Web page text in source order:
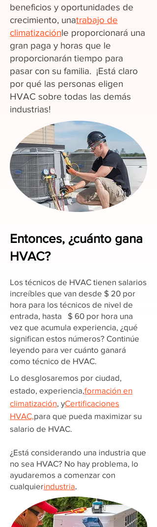
beneficios y oportunidades de
crecimiento, unatrabajo de
climatizaciónle proporcionará una
gran paga y horas que le
proporcionarán tiempo para
pasar con su familia. ¡Está claro
por qué las personas eligen
HVAC sobre todas las demás
industrias!
Entonces, ¿cuánto gana
HVAC?
Los técnicos de HVAC tienen salarios
increíbles que van desde $ 20 por
hora para los técnicos de nivel de
entrada, hasta $ 60 por hora una
vez que acumula experiencia, ¿qué
significan estos números? Continúe
leyendo para ver cuánto ganará
como técnico de HVAC.
Lo desglosaremos por ciudad,
estado, experiencia,formación en
climatización, yCertificaciones
HVAC,para que pueda maximizar su
salario de HVAC.
¿Está considerando una industria que
no sea HVAC? No hay problema, lo
ayudaremos a comenzar con
cualquierindustria.